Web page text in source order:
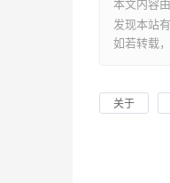
本文内容
发现本站
如若转载
关于